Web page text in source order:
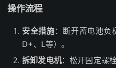
操作流程
安全措施 ：断开蓄电池负
D+、L等）。
拆卸发电机：松开固定螺